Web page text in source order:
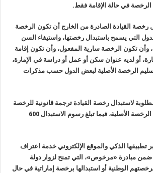
الرخصة في حالة الإقامة فقط.
القيادة الصادرة من الخارج أن تكون الرخصة
التي يسمح باستبدال رخصتها، واستيفاء السن
وأن تكون الرخصة سارية المفعول، وأن تكون إقامة
أو لديه عنوان سكن أو عمل أو دراسة في الإمارة،
الرخصة الأصلية لبعض الدول حسب مذكرات
لاستبدال رخصة القيادة ترجمة قانونية للرخصة
الأصلية الأجنبية، وصورة الرخصة الأصلية، فيما تبلغ رسوم الاستبدال 600
تطبيقها الذكي والموقع الإلكتروني خدمة اعتراف
مبادرة «مرخوص»، التي تمنح لزوار دولة
برخصتهم الوطنية أو استبدالها برخصة إماراتية في حال